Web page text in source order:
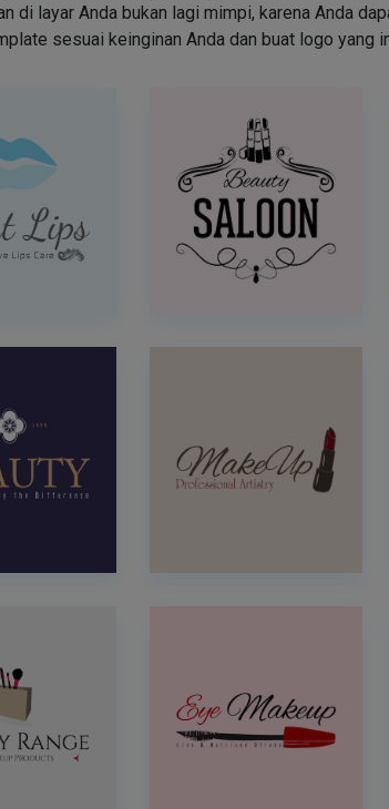
di layar Anda bukan lagi mimpi, karena Anda
sesuai keinginan Anda dan buat logo yang